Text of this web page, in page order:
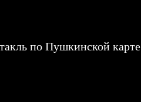
по Пушкинской карте